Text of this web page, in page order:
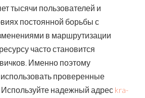
тысячи пользователей и
постоянной борьбы с
в маршрутизации
часто становится
Именно поэтому
проверенные
надежный адрес kra-